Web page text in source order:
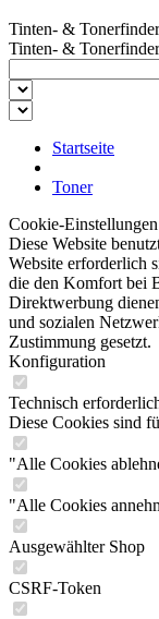
Tinten- &
Tinten- & Tonerfinder
Startseite
Toner
Cookie-Einstellungen
Diese Website
Website erforderlich
die den Komfort bei
Direktwerbung
und sozialen
Zustimmung gesetzt.
Konfiguration
Technisch
Diese Cookies sind
"Alle Cookies
"Alle Cookies
Ausgewählter Shop
CSRF-Token